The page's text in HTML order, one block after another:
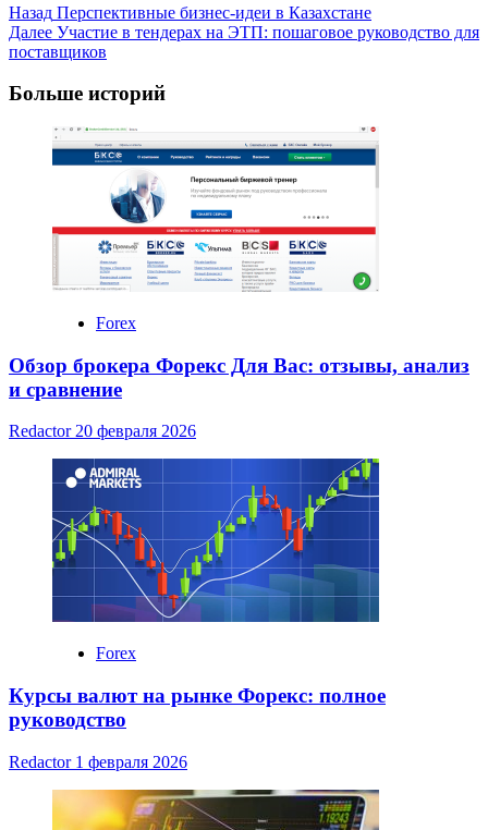
Post
Navigation
Назад Перспективные бизнес-идеи в Казахстане
Далее Участие в тендерах на ЭТП: пошаговое руководство для
поставщиков
Больше историй
Forex
Обзор брокера Форекс Для Вас: отзывы, анализ
и сравнение
Redactor20 февраля 2026
Forex
Курсы валют на рынке Форекс: полное
руководство
Redactor 1 февраля 2026